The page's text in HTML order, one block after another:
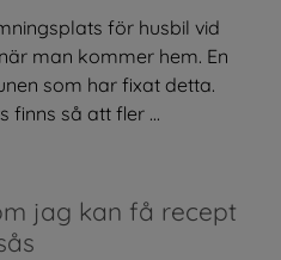
för husbil vid
man kommer hem. En
som har fixat detta.
finns så att fler ...
jag kan få recept